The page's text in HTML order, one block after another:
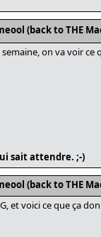
(back to THE
on va voir ce
sait attendre. ;-)
(back to THE
et voici ce que ça